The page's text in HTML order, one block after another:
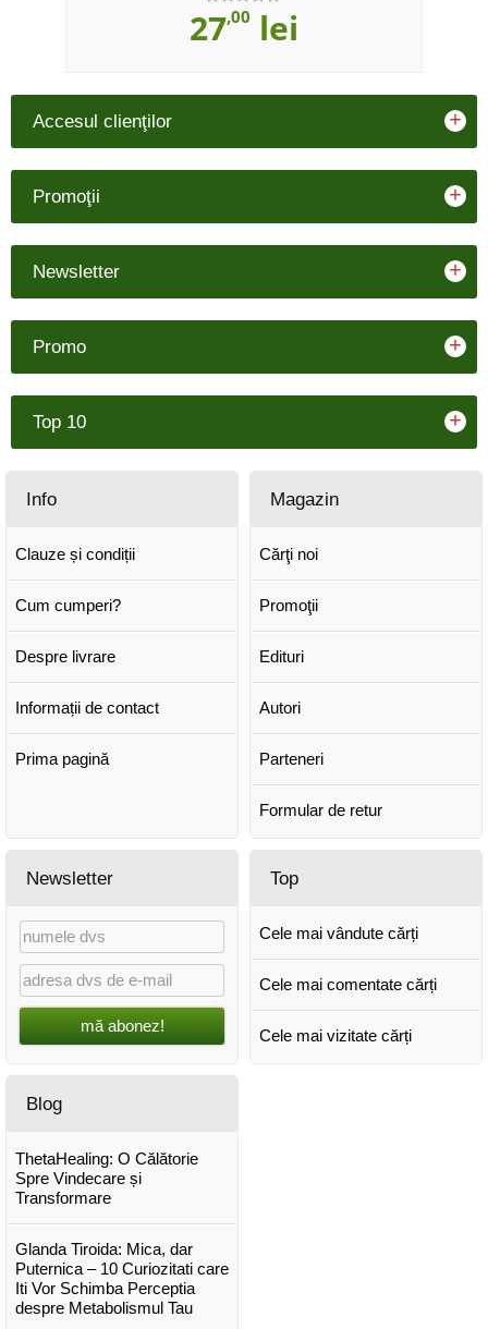
27,00 lei
Accesul clienţilor +
Promoţii +
Newsletter +
Promo +
Top 10 +
Info
Clauze și condiții
Cum cumperi?
Despre livrare
Informații de contact
Prima pagină
Magazin
Cărţi noi
Promoţii
Edituri
Autori
Parteneri
Formular de retur
Newsletter
mă abonez!
Top
Cele mai vândute cărți
Cele mai comentate cărți
Cele mai vizitate cărți
Blog
ThetaHealing: O Călătorie
Spre Vindecare și
Transformare
Glanda Tiroida: Mica, dar
Puternica – 10 Curiozitati care
Iti Vor Schimba Perceptia
despre Metabolismul Tau